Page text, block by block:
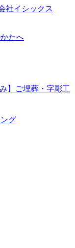
たへ
】ご埋葬・字彫工
グ